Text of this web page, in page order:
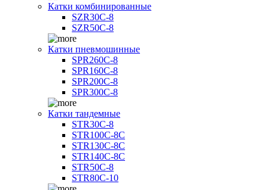
Катки комбинированные
SZR30C-8
SZR50C-8
Катки пневмошинные
SPR260C-8
SPR160C-8
SPR200C-8
SPR300C-8
Катки тандемные
STR30C-8
STR100C-8С
STR130C-8С
STR140C-8С
STR50C-8
STR80C-10